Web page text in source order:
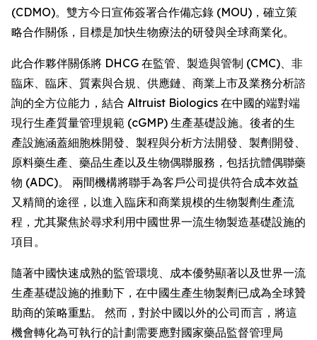
(CDMO)。雙方今日宣佈簽署合作備忘錄 (MOU)，確立策
略合作關係，目標是加快生物療法的研發與全球商業化。
此合作夥伴關係將 DHCG 在監管、製造與管制 (CMC)、非
臨床、臨床、質素與合規、供應鏈、商業上市及業務分析諮
詢的全方位能力，結合 Altruist Biologics 在中國的端對端
現行生產質量管理規範 (cGMP) 生產基礎設施。後者的生
產設施涵蓋細胞株開發、製程與分析方法開發、製劑開發、
原料藥生產、藥品生產以及生物偶聯服務，包括抗體偶聯藥
物 (ADC)。 兩間機構將聯手為客戶公司提供符合成本效益
又精簡的途徑，以進入臨床和商業規模的生物製劑生產流
程，尤其聚焦於尋求利用中國世界一流生物製造基礎設施的
項目。
隨著中國快速成熟的監管環境、成本優勢顯著以及世界一流
生產基礎設施的推動下，在中國生產生物製劑已成為全球贊
助商的策略重點。 然而，對於中國以外的公司而言，將這
機會轉化為可執行的計劃需要應對國家藥品監督管理局